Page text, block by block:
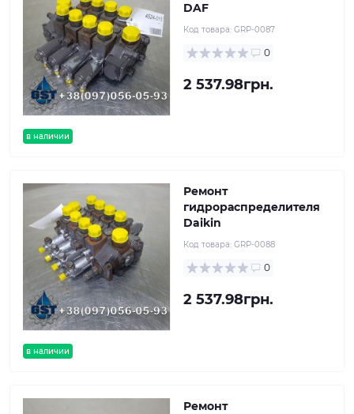
в наличии
DAF
Код товара: GRP-0087
0
2 537.98грн.
в наличии
Ремонт
гидрораспределителя
Daikin
Код товара: GRP-0088
0
2 537.98грн.
Ремонт